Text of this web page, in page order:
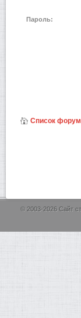
Пароль:
Список
© 2003-2026 Сайт